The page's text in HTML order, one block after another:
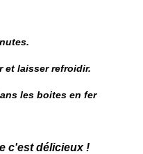
et laisser refroidir.
les boites en fer
c'est délicieux !